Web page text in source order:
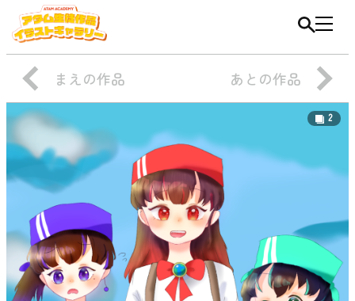
まえの作品 あとの作品
2